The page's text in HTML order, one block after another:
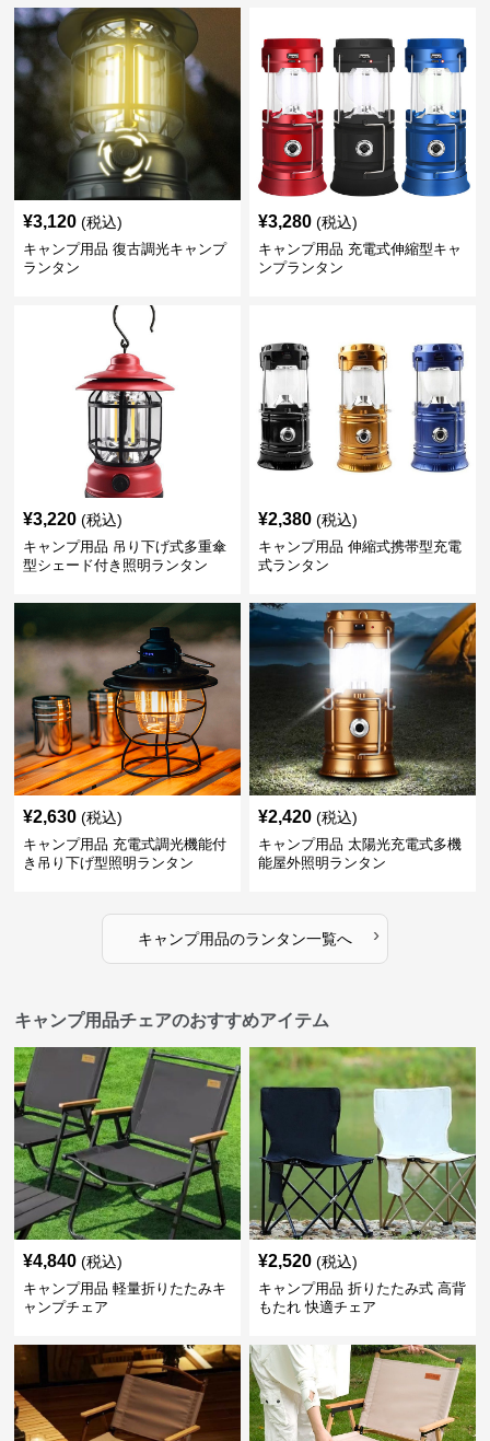
¥3,120 (税込)
キャンプ用品 復古調光キャンプ
ランタン
¥3,280 (税込)
キャンプ用品 充電式伸縮型キャ
ンプランタン
¥3,220 (税込)
キャンプ用品 吊り下げ式多重傘
型シェード付き照明ランタン
¥2,380 (税込)
キャンプ用品 伸縮式携帯型充電
式ランタン
¥2,630 (税込)
キャンプ用品 充電式調光機能付
き吊り下げ型照明ランタン
¥2,420 (税込)
キャンプ用品 太陽光充電式多機
能屋外照明ランタン
キャンプ用品のランタン一覧へ ›
キャンプ用品チェアのおすすめアイテム
¥4,840 (税込)
キャンプ用品 軽量折りたたみキ
ャンプチェア
¥2,520 (税込)
キャンプ用品 折りたたみ式 高背
もたれ 快適チェア